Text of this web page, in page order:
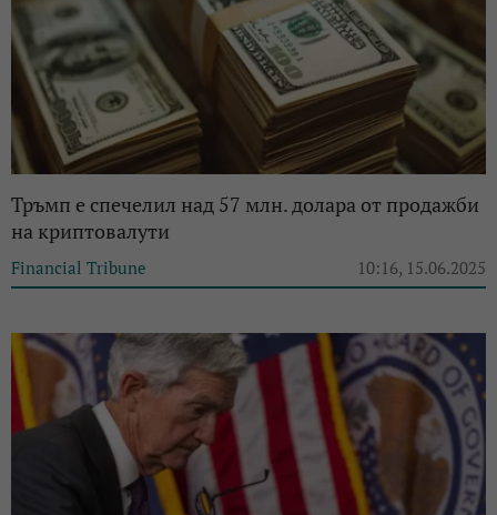
Тръмп е спечелил над 57 млн. долара от продажби
на криптовалути
Financial Tribune 10:16, 15.06.2025